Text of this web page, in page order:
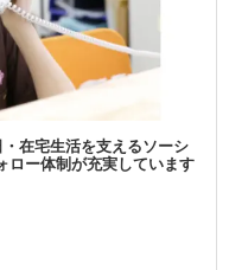
在宅生活を支えるソーシ
ロー体制が充実しています